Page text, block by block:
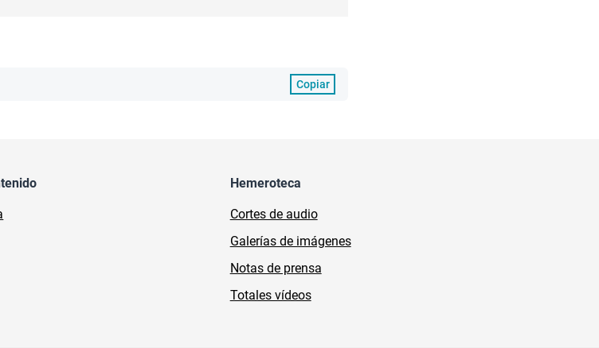
Copiar
Hemeroteca
Cortes de audio
Galerías de imágenes
Notas de prensa
Totales vídeos